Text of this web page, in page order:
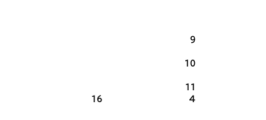
9
10
11
16
4